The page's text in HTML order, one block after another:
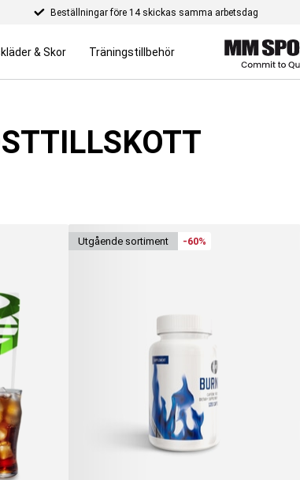
Beställningar före 14 skickas samma arbetsdag
& Skor Träningstillbehör
utgående sortiment -60%